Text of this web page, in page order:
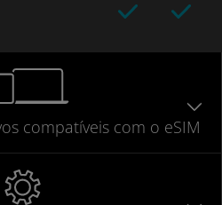
compatíveis com o eSIM